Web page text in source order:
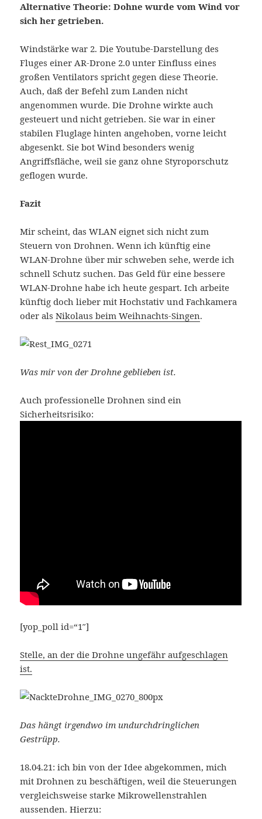
Alternative Theorie: Dohne wurde vom Wind vor
sich her getrieben.
Windstärke war 2. Die Youtube-Darstellung des
Fluges einer AR-Drone 2.0 unter Einfluss eines
großen Ventilators spricht gegen diese Theorie.
Auch, daß der Befehl zum Landen nicht
angenommen wurde. Die Drohne wirkte auch
gesteuert und nicht getrieben. Sie war in einer
stabilen Fluglage hinten angehoben, vorne leicht
abgesenkt. Sie bot Wind besonders wenig
Angriffsfläche, weil sie ganz ohne Styroporschutz
geflogen wurde.
Fazit
Mir scheint, das WLAN eignet sich nicht zum
Steuern von Drohnen. Wenn ich künftig eine
WLAN-Drohne über mir schweben sehe, werde ich
schnell Schutz suchen. Das Geld für eine bessere
WLAN-Drohne habe ich heute gespart. Ich arbeite
künftig doch lieber mit Hochstativ und Fachkamera
oder alsNikolaus beim Weihnachts-Singen.
Was mir von der Drohne geblieben ist.
Auch professionelle Drohnen sind ein
Sicherheitsrisiko:
[yop_poll id=“1″]
Stelle, an der die Drohne ungefähr aufgeschlagen
ist.
Das hängt irgendwo im undurchdringlichen
Gestrüpp.
18.04.21: ich bin von der Idee abgekommen, mich
mit Drohnen zu beschäftigen, weil die Steuerungen
vergleichsweise starke Mikrowellenstrahlen
aussenden. Hierzu: